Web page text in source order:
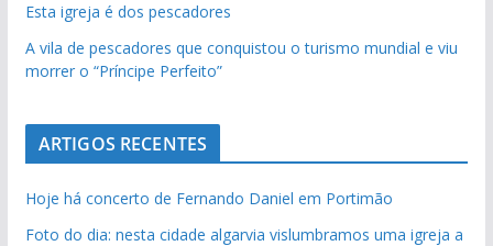
Esta igreja é dos pescadores
A vila de pescadores que conquistou o turismo mundial e viu
morrer o “Príncipe Perfeito”
ARTIGOS RECENTES
Hoje há concerto de Fernando Daniel em Portimão
Foto do dia: nesta cidade algarvia vislumbramos uma igreja a